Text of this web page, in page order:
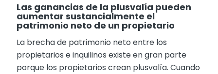
Las ganancias de la plusvalía pueden
aumentar sustancialmente el
patrimonio neto de un propietario
La brecha de patrimonio neto entre los
propietarios e inquilinos existe en gran parte
porque los propietarios crean plusvalía. Cuando